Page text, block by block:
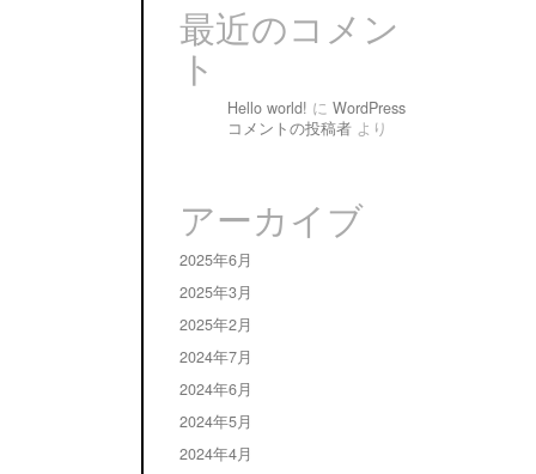
最近のコメン
ト
Hello world! に WordPress
コメントの投稿者 より
アーカイブ
2025年6月
2025年3月
2025年2月
2024年7月
2024年6月
2024年5月
2024年4月